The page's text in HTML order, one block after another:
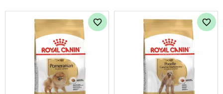
Lägg till i favoriter